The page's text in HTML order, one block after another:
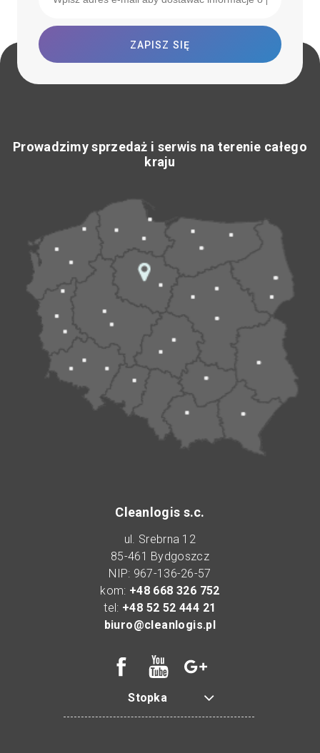
ZAPISZ SIĘ
Prowadzimy sprzedaż i serwis na terenie całego
kraju
Cleanlogis s.c.
ul. Srebrna 12
85-461 Bydgoszcz
NIP: 967-136-26-57
kom: +48 668 326 752
tel: +48 52 52 444 21
biuro@cleanlogis.pl
Stopka